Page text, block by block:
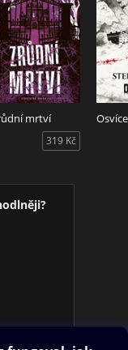
lovnou zvěří?
dávka olova…
mrtví
319 Kč